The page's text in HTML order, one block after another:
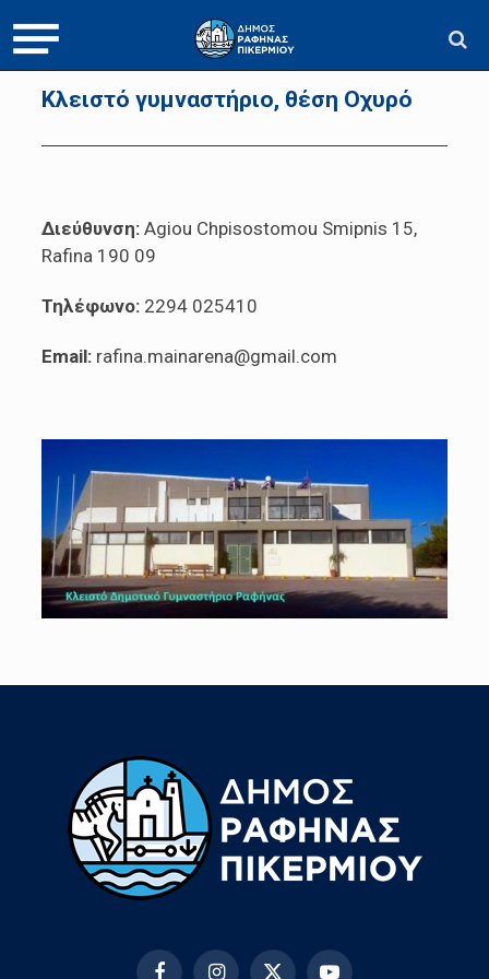
Κλειστό γυμναστήριο, θέση Οχυρό
Διεύθυνση: Agiou Chpisostomou Smipnis 15,
Rafina 190 09
Τηλέφωνο: 2294 025410
Email: rafina.mainarena@gmail.com